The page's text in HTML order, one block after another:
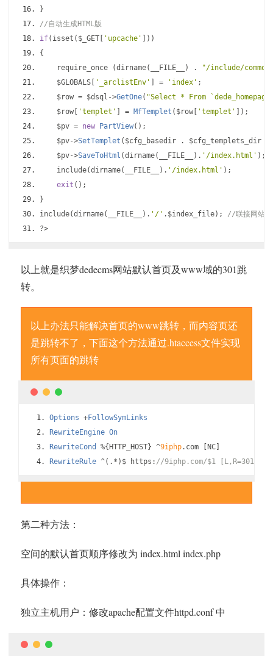
}
//自动生成HTML版
if( isset ( $_GET 'upcache'
]))
{
    require_once
(dirname( __FILE__ ) .
"/include/
    $GLOBALS
'_arclistEnv' = 'index' ;
    $row
= $dsql ->GetOne( "Select * From
    $row
'templet' = MfTemplet ( $row 'templet'
]);
    $pv
= new PartView();
    $pv
->SetTemplet ( $cfg_basedir . $cfg_templets_dir
    $pv
->SaveToHtml (dirname( __FILE__ ). '/index.html' );
    include
(dirname( __FILE__ ). '/index.html' );
exit ();
}
include(dirname( __FILE__ ). '/' . $index_file);
//联接网
?>
以上就是织梦dedecms网站默认首页及www域的301跳
转。
以上办法只能解决首页的www跳转，而内容页还
是跳转不了，下面这个方法通过.htaccess文件实现
所有页面的跳转
Options +FollowSymLinks
RewriteEngine On
RewriteCond
%{ HTTP_HOST} ^9iphp. com NC
RewriteRule ^(.*) $ https : //9iphp.com/$1 [L,R=301]
第二种方法：
空间的默认首页顺序修改为 index.html index.php
具体操作：
独立主机用户：修改apache配置文件httpd.conf 中